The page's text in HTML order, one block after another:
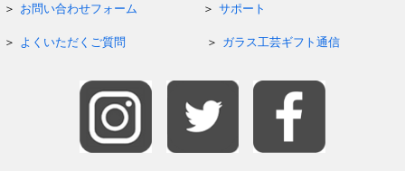
お問い合わせフォーム サポート
よくいただくご質問 ガラス工芸ギフト通信